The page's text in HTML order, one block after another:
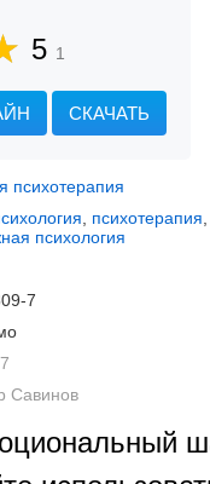
5 1
СКАЧАТЬ
психотерапия
, психотерапия,
психология
7
Савинов